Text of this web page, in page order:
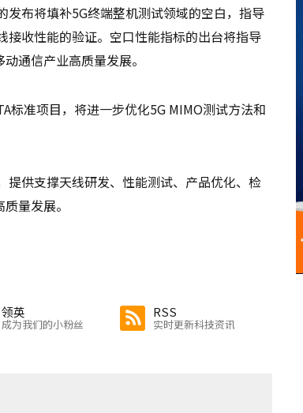
布将填补5G终端整机测试领域的空白，指导
收性能的验证。空口性能指标的出台将指导
通信产业高质量发展。
标准项目，将进一步优化5G MIMO测试方法和
提供支撑天线研发、性能测试、产品优化、检
量发展。
领英
成为我们的小粉丝
RSS
实时更新科技资讯